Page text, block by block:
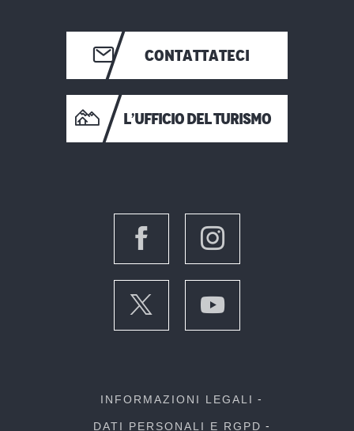
CONTATTATECI
L’UFFICIO DEL TURISMO
INFORMAZIONI LEGALI
DATI PERSONALI E RGPD